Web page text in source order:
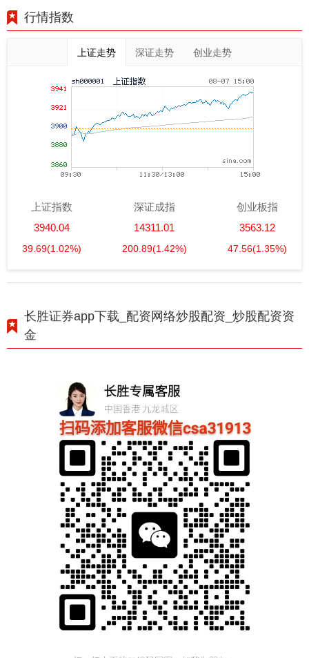
行情指数
上证走势 深证走势 创业走势
上证指数
3940.04
39.69(1.02%)
深证成指
14311.01
200.89(1.42%)
创业板指
3563.12
47.56(1.35%)
长胜证券app下载_配资网络炒股配资_炒股配资资
金